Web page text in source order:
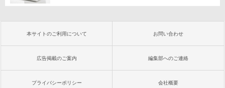
本サイトのご利用について お問い合わせ
広告掲載のご案内 編集部へのご連絡
プライバシーポリシー 会社概要